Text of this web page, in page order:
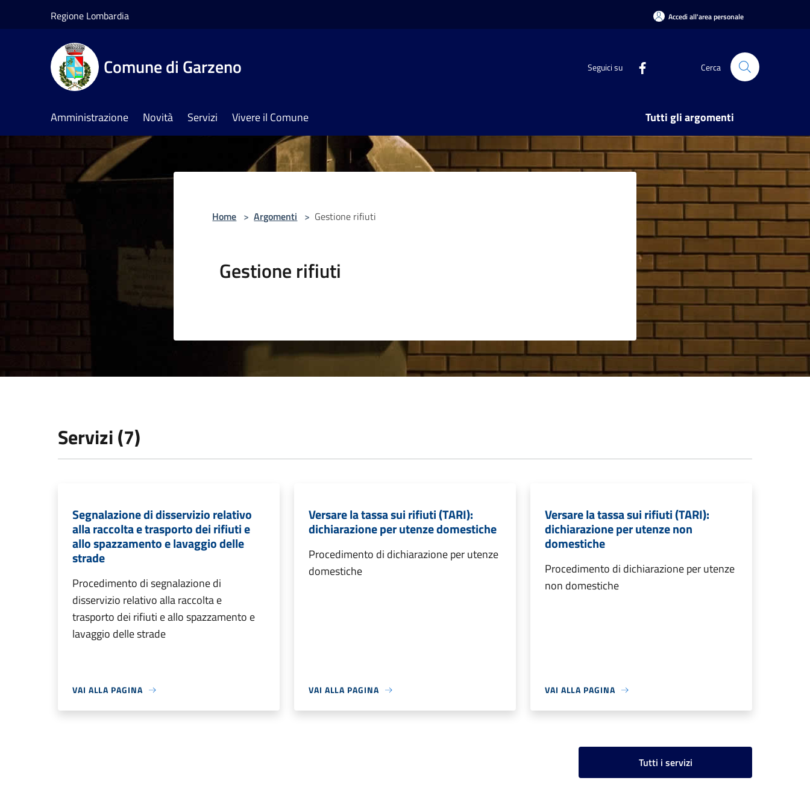
Regione Lombardia Accedi all'area personale
Comune di Garzeno Seguici su Cerca
Amministrazione Novità Servizi Vivere il Comune Tutti gli argomenti
Home > Argomenti > Gestione rifiuti
Gestione rifiuti
Servizi (7)
Segnalazione di disservizio relativo
alla raccolta e trasporto dei rifiuti e
allo spazzamento e lavaggio delle
strade
Procedimento di segnalazione di
disservizio relativo alla raccolta e
trasporto dei rifiuti e allo spazzamento e
lavaggio delle strade
VAI ALLA PAGINA
Versare la tassa sui rifiuti (TARI):
dichiarazione per utenze domestiche
Procedimento di dichiarazione per utenze
domestiche
VAI ALLA PAGINA
Versare la tassa sui rifiuti (TARI):
dichiarazione per utenze non
domestiche
Procedimento di dichiarazione per utenze
non domestiche
VAI ALLA PAGINA
Tutti i servizi